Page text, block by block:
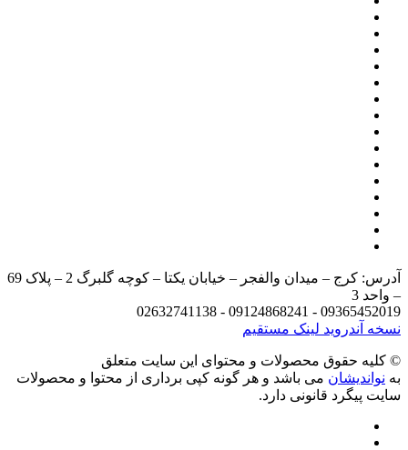
آدرس: کرج – میدان والفجر – خیابان یکتا – کوچه گلبرگ 2 – پلاک 69
3
09365452019 - 09124868241 -
آندرویدلینک مستقیم
حقوق محصولات و محتوای اين سایت متعلق
می باشد و هر گونه کپی برداری از محتوا و محصولات
پیگرد قانونی دارد.